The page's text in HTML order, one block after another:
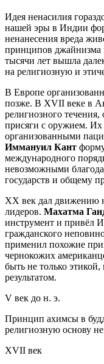
Идея ненасилия
нашей эры в Индии
ненанесения вреда
принципов джайнизма
тысячи лет вышла
на религиозную и
В Европе
позже. В XVII веке в
религиозного течения,
присяги с оружием.
организованными
Иммануил Кант
международного
невозможными
государств и общему
XX век дал движению
лидеров. Махатма
инструмент и привёл
гражданского
применил похожие
чернокожих
быть не только
результатом.
V век до н. э.
Принцип ахимсы в
религиозную основу
XVII век